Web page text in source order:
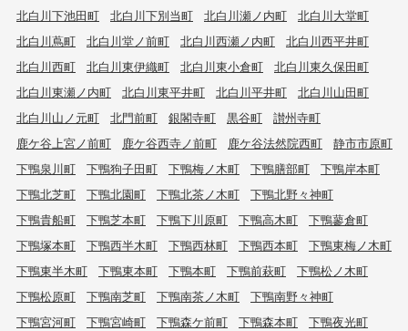
北白川下池田町
北白川下別当町 北白川瀬ノ内町
北白川大堂町
北白川蔦町
北白川堂ノ前町 北白川西瀬ノ内町
北白川西平井町
北白川西町
北白川東伊織町 北白川東小倉町
北白川東久保田町
北白川東瀬ノ内町
北白川東平井町 北白川平井町
北白川山田町
北白川山ノ元町
北門前町 銀閣寺町 黒谷町
讃州寺町
鹿ケ谷上宮ノ前町
鹿ケ谷西寺ノ前町 鹿ケ谷法然院西町
静市市原町
下鴨泉川町
下鴨狗子田町 下鴨梅ノ木町 下鴨膳部町
下鴨岸本町
下鴨北芝町
下鴨北園町 下鴨北茶ノ木町
下鴨北野々神町
下鴨貴船町
下鴨芝本町 下鴨下川原町 下鴨高木町
下鴨蓼倉町
下鴨塚本町
下鴨西半木町 下鴨西林町 下鴨西本町
下鴨東梅ノ木町
下鴨東半木町
下鴨東本町 下鴨本町 下鴨前萩町
下鴨松ノ木町
下鴨松原町
下鴨南芝町 下鴨南茶ノ木町
下鴨南野々神町
下鴨宮河町
下鴨宮崎町 下鴨森ケ前町 下鴨森本町
下鴨夜光町